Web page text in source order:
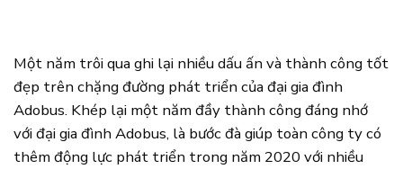
Một năm trôi qua ghi lại nhiều dấu ấn và thành công tốt
đẹp trên chặng đường phát triển của đại gia đình
Adobus. Khép lại một năm đầy thành công đáng nhớ
với đại gia đình Adobus, là bước đà giúp toàn công ty có
thêm động lực phát triển trong năm 2020 với nhiều